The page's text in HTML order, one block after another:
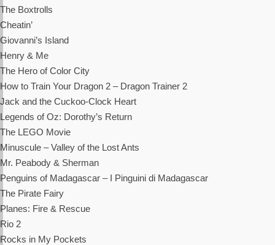
The Boxtrolls
Cheatin’
Giovanni’s Island
Henry & Me
The Hero of Color City
How to Train Your Dragon 2 – Dragon Trainer 2
Jack and the Cuckoo-Clock Heart
Legends of Oz: Dorothy’s Return
The LEGO Movie
Minuscule – Valley of the Lost Ants
Mr. Peabody & Sherman
Penguins of Madagascar – I Pinguini di Madagascar
The Pirate Fairy
Planes: Fire & Rescue
Rio 2
Rocks in My Pockets